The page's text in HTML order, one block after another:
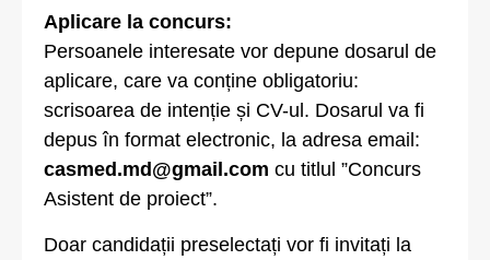
Aplicare la concurs:
Persoanele interesate vor depune dosarul de
aplicare, care va conține obligatoriu:
scrisoarea de intenție și CV-ul. Dosarul va fi
depus în format electronic, la adresa email:
casmed.md@gmail.com cu titlul ”Concurs
Asistent de proiect”.
Doar candidații preselectați vor fi invitați la